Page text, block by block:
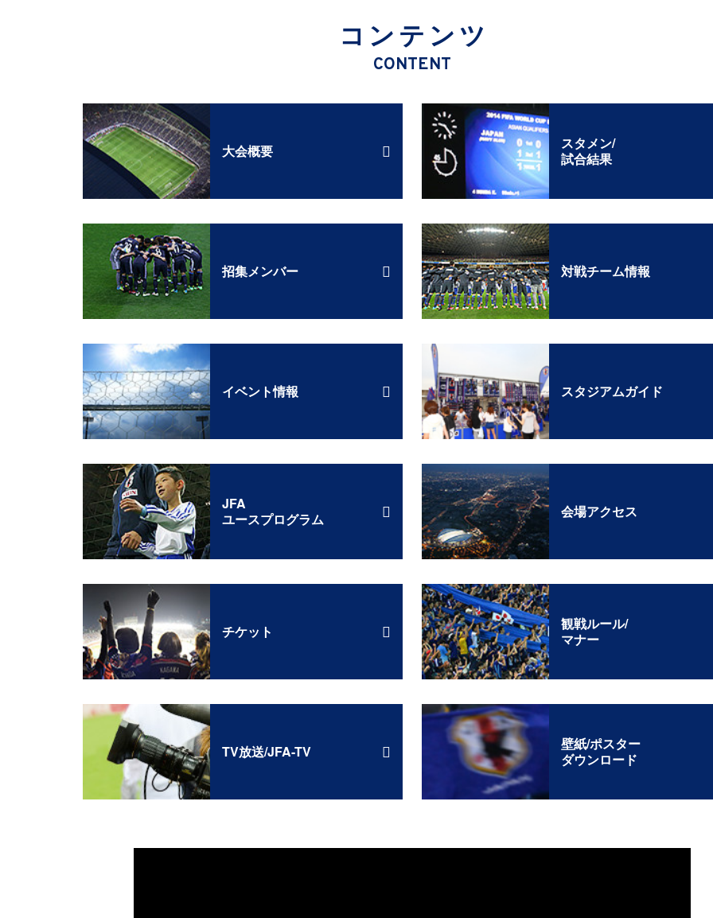
コンテンツ
CONTENT
大会概要
スタメン/
試合結果
招集メンバー 対戦チーム情報
イベント情報 スタジアムガイド
JFA
ユースプログラム
会場アクセス
チケット
観戦ルール/
マナー
TV放送/JFA-TV
壁紙/ポスター
ダウンロード